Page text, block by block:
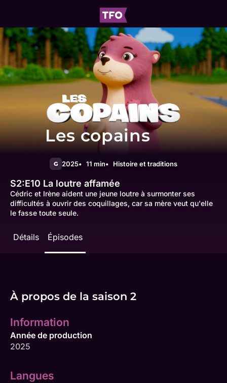
Les copains
G 2025 11 min Histoire et traditions
S2:E10 La loutre affamée
Cédric et Irène aident une jeune loutre à surmonter ses
difficultés à ouvrir des coquillages, car sa mère veut qu'elle
le fasse toute seule.
Détails Épisodes
À propos de la saison 2
Information
Année de production
2025
Langues